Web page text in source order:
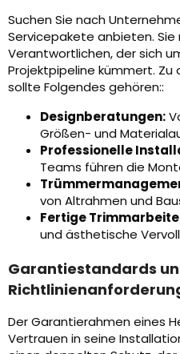
Suchen Sie nach
Servicepakete anbieten.
Verantwortlichen, der sich
Projektpipeline kümmert.
sollte Folgendes gehören::
Designberatungen:
Größen- und
Professionelle
Teams führen die
von Altrahmen und
Fertige
und ästhetische
Garantiestandards
Der Garantierahmen eines
Vertrauen in seine